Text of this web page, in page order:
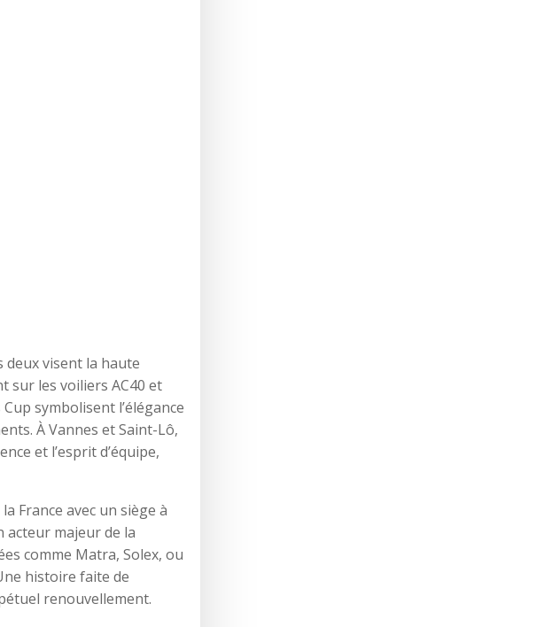
deux visent la haute
sur les voiliers AC40 et
symbolisent l’élégance
À Vannes et Saint-Lô,
et l’esprit d’équipe,
France avec un siège à
acteur majeur de la
comme Matra, Solex, ou
histoire faite de
renouvellement.